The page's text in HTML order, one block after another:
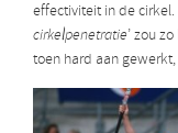
effectiviteit in de
cirkelpenetratie’ zou
toen hard aan